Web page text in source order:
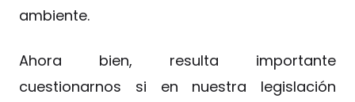
ambiente.
Ahora bien, resulta importante
cuestionarnos si en nuestra legislación